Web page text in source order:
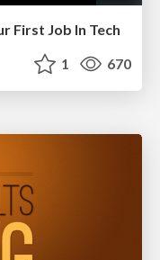
First Job In Tech
1 670